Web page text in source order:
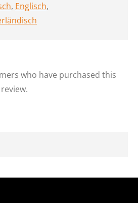
, Englisch,
who have purchased this